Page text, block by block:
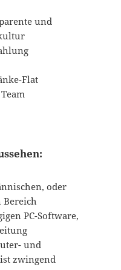
und
Flat
oder
Bereich
PC-Software,
und
zwingend